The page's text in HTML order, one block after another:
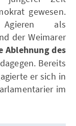
gewesen.
als
der Weimarer
Ablehnung des
Bereits
er sich in
im